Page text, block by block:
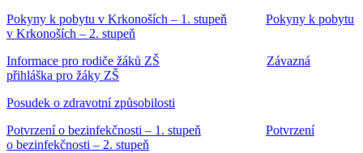
Pokyny k pobytu v Krkonoších – 1. stupeň
Pokyny k pobytu
v Krkonoších – 2. stupeň
Informace pro rodiče žáků ZŠ
Závazná
přihláška pro žáky ZŠ
Posudek o zdravotní způsobilosti
Potvrzení o bezinfekčnosti – 1. stupeň
Potvrzení
o bezinfekčnosti – 2. stupeň